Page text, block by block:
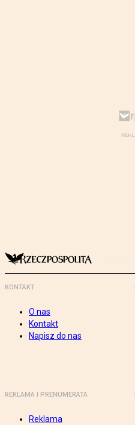
KONTAKT
O nas
Kontakt
Napisz do nas
REKLAMA I PRENUMERATA
Reklama